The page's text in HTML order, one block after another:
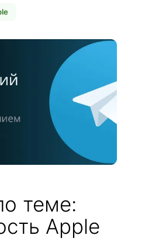
теме:
Apple